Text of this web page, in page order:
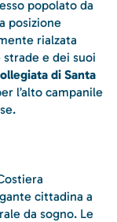
popolato da
posizione
rialzata
strade e dei suoi
di Santa
l’alto campanile
cittadina a
da sogno. Le